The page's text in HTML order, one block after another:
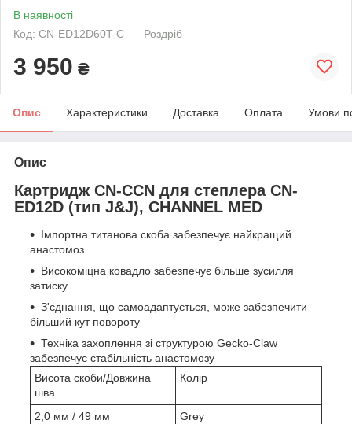
В наявності
Код: CN-ED12D60T-C
Роздріб
3 950 ₴
Опис Характеристики Доставка Оплата Умови
Опис
Картридж CN-CCN для степлера CN-
ED12D (тип J&J), CHANNEL MED
Імпортна титанова скоба забезпечує найкращий
анастомоз
Високоміцна ковадло забезпечує більше зусилля
затиску
З'єднання, що самоадаптується, може забезпечити
більший кут повороту
Техніка захоплення зі структурою Gecko-Claw
забезпечує стабільність анастомозу
Висота скоби/Довжина
шва
Колір
2,0 мм / 49 мм Grey